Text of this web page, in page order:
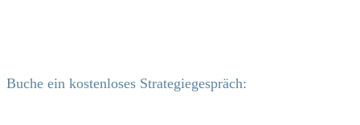
Buche ein kostenloses Strategiegespräch: